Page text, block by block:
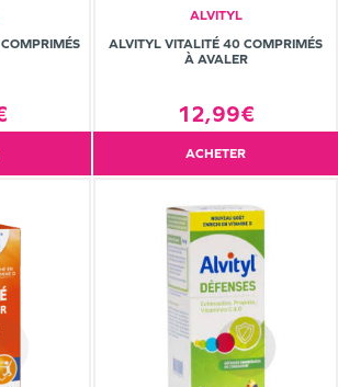
ALVITYL
ALVITYL VITALITÉ 40 COMPRIMÉS
À AVALER
12,99€
ACHETER